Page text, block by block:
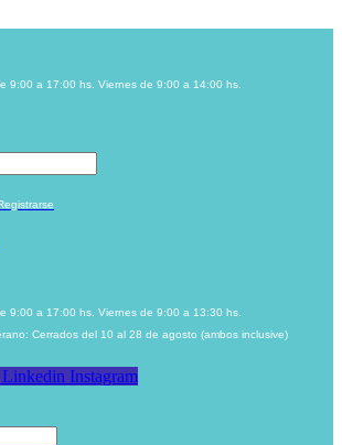
9:00 a 17:00 hs. Viernes de 9:00 a 14:00 hs.
9:00 a 17:00 hs. Viernes de 9:00 a 13:30 hs.
Cerrados del 10 al 28 de agosto (ambos inclusive)
Linkedin Instagram